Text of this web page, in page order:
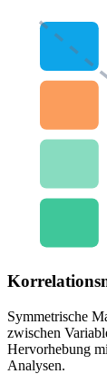
Symmetrische
zwischen
Hervorhebung
Analysen.